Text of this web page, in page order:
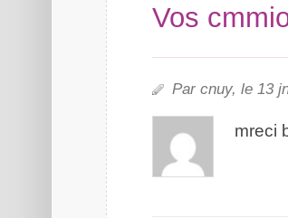
Vos
Par cuny, le 13
mceri